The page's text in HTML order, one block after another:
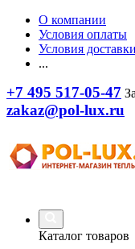
О компании
Условия оплаты
Условия доставки
...
+7 495 517-05-47
zakaz@pol-lux.ru
Каталог товаров